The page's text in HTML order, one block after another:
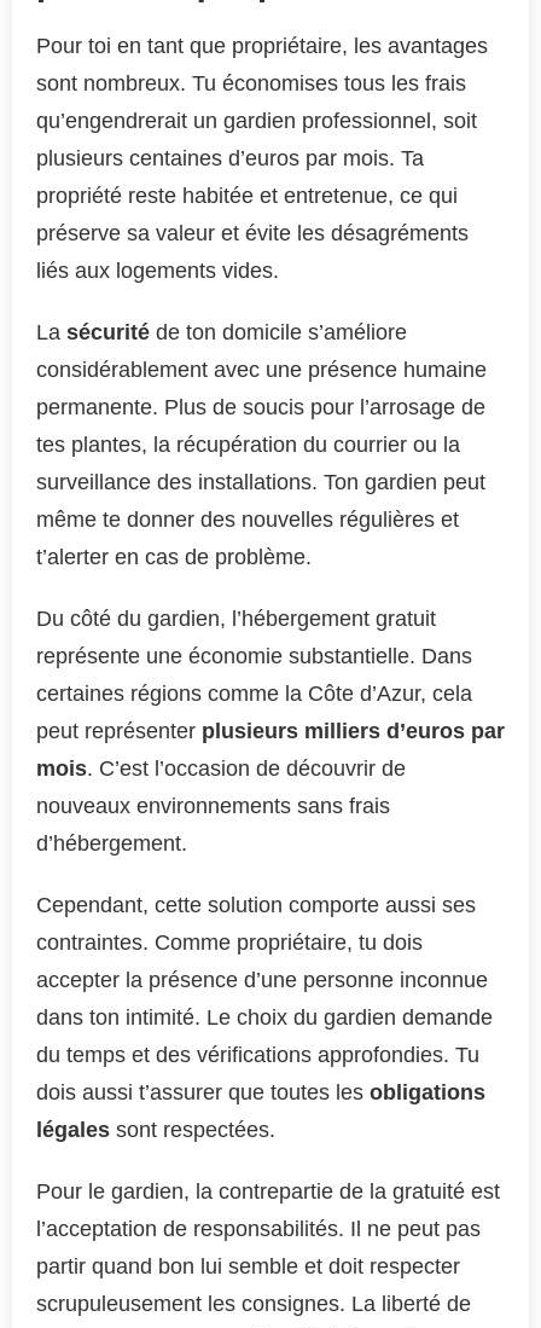
Pour toi en tant que propriétaire, les avantages
sont nombreux. Tu économises tous les frais
qu’engendrerait un gardien professionnel, soit
plusieurs centaines d’euros par mois. Ta
propriété reste habitée et entretenue, ce qui
préserve sa valeur et évite les désagréments
liés aux logements vides.
La sécurité de ton domicile s’améliore
considérablement avec une présence humaine
permanente. Plus de soucis pour l’arrosage de
tes plantes, la récupération du courrier ou la
surveillance des installations. Ton gardien peut
même te donner des nouvelles régulières et
t’alerter en cas de problème.
Du côté du gardien, l’hébergement gratuit
représente une économie substantielle. Dans
certaines régions comme la Côte d’Azur, cela
peut représenter plusieurs milliers d’euros par
mois. C’est l’occasion de découvrir de
nouveaux environnements sans frais
d’hébergement.
Cependant, cette solution comporte aussi ses
contraintes. Comme propriétaire, tu dois
accepter la présence d’une personne inconnue
dans ton intimité. Le choix du gardien demande
du temps et des vérifications approfondies. Tu
dois aussi t’assurer que toutes les obligations
légales sont respectées.
Pour le gardien, la contrepartie de la gratuité est
l’acceptation de responsabilités. Il ne peut pas
partir quand bon lui semble et doit respecter
scrupuleusement les consignes. La liberté de